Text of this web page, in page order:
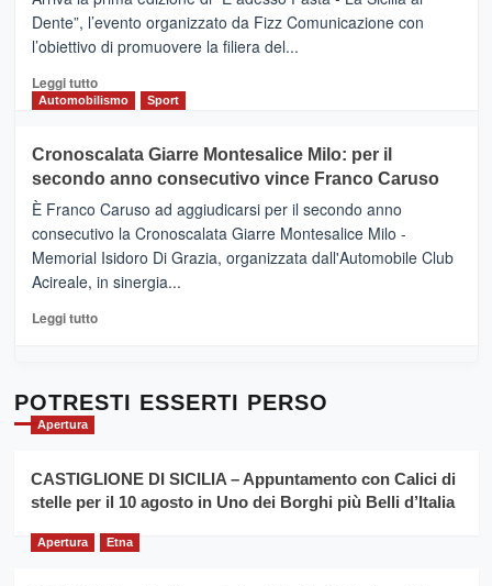
–
Il
Borgo
Gusto,
il
tra
sapori
vicoli
medievali
Dente”, l’evento organizzato da Fizz Comunicazione con
l’obiettivo di promuovere la filiera del...
Leggi tuttoLeggi
di
Mondello
(Palermo)
–
“E
adesso
Pasta
–
Sicilia
l’
evento
la
filiera
grano
Automobilismo Sport
Cronoscalata Giarre Montesalice Milo: per il
secondo anno consecutivo vince Franco Caruso
È Franco Caruso ad aggiudicarsi per il secondo anno
consecutivo la Cronoscalata Giarre Montesalice Milo -
Memorial Isidoro Di Grazia, organizzata dall'Automobile Club
Acireale, in sinergia...
Leggi tuttoLeggi
Cronoscalata
per
il
anno
POTRESTI ESSERTI PERSO
Apertura
CASTIGLIONE DI SICILIA – Appuntamento con Calici di
stelle per il 10 agosto in Uno dei Borghi più Belli d’Italia
Apertura Etna